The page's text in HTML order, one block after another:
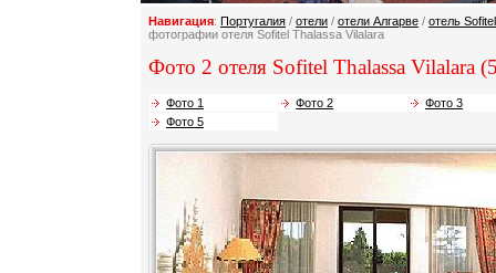
Навигация: Португалия / отели / отели Алгарве / отель
фотографии отеля Sofitel Thalassa Vilalara
Фото 2 отеля Sofitel Thalassa Vilalara
Фото 1 Фото 2
Фото 3
Фото 5